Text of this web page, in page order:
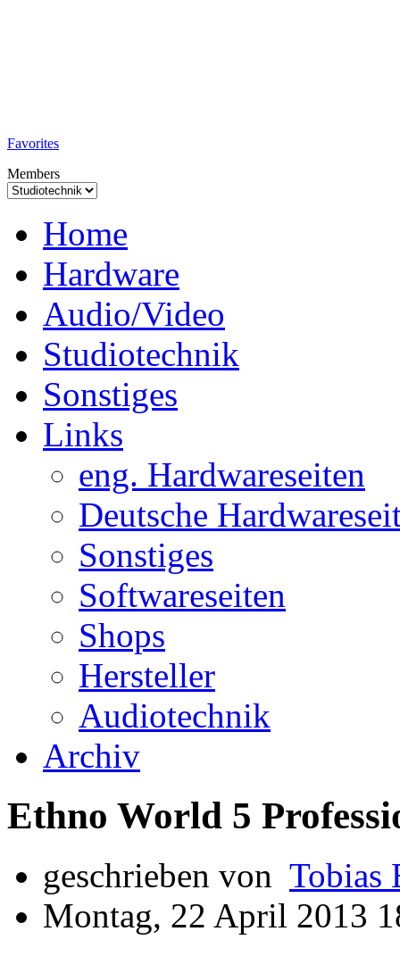
Favorites
Members
Home
Hardware
Audio/Video
Studiotechnik
Sonstiges
Links
eng. Hardwareseiten
Deutsche
Sonstiges
Softwareseiten
Shops
Hersteller
Audiotechnik
Archiv
Ethno World 5
geschrieben von Tobias
Montag, 22 April 2013